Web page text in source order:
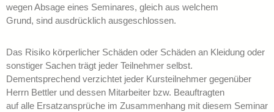
wegen Absage eines Seminares, gleich aus welchem
Grund, sind ausdrücklich ausgeschlossen.
Das Risiko körperlicher Schäden oder Schäden an Kleidung oder
sonstiger Sachen trägt jeder Teilnehmer selbst.
Dementsprechend verzichtet jeder Kursteilnehmer gegenüber
Herrn Bettler und dessen Mitarbeiter bzw. Beauftragten
auf alle Ersatzansprüche im Zusammenhang mit diesem Seminar